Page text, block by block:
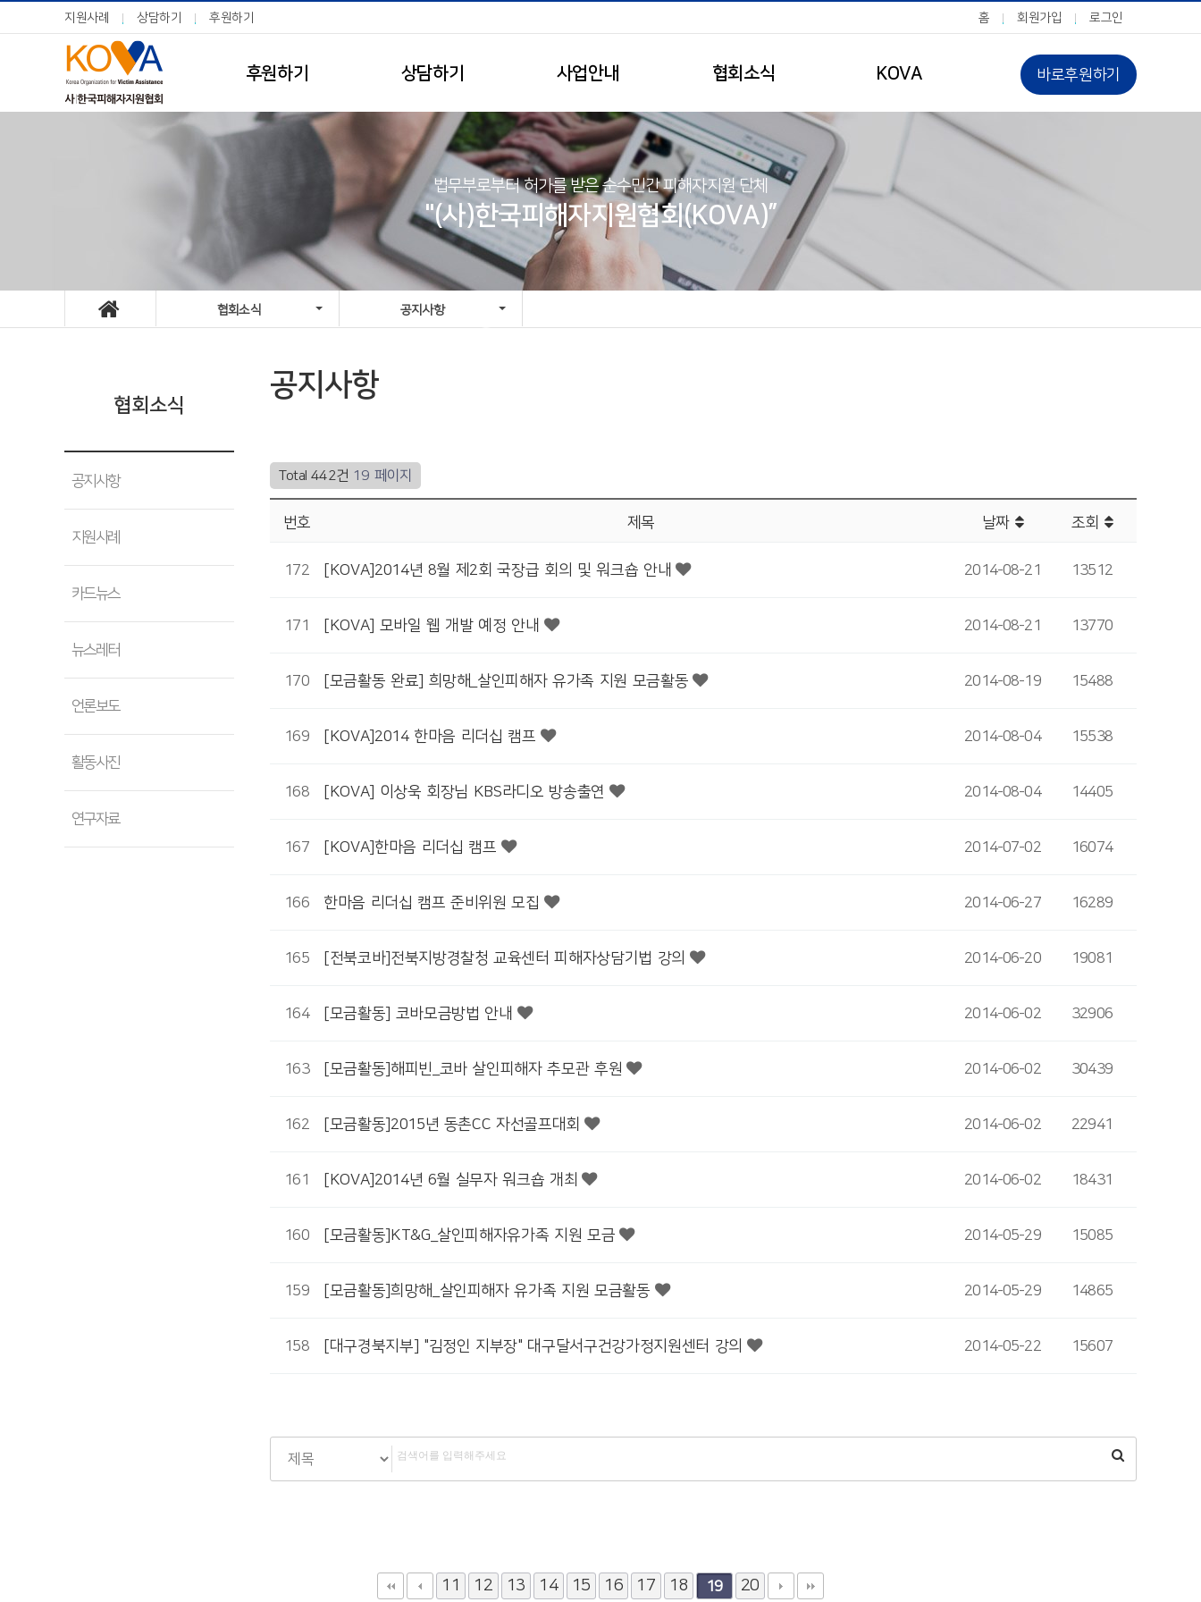
지원사례 상담하기 후원하기 홈 회원가입 로그인
바로후원하기
후원하기 상담하기 사업안내 협회소식 KOVA
법무부로부터 허가를 받은 순수민간 피해자지원 단체
"(사)한국피해자지원협회(KOVA)”
협회소식 공지사항
협회소식
공지사항
지원사례
카드뉴스
뉴스레터
언론보도
활동사진
연구자료
공지사항
Total 442건 19 페이지
번호 제목 날짜 조회
172 [KOVA]2014년 8월 제2회 국장급 회의 및 워크숍 안내 2014-08-21 13512
171 [KOVA] 모바일 웹 개발 예정 안내 2014-08-21 13770
170 [모금활동 완료] 희망해_살인피해자 유가족 지원 모금활동 2014-08-19 15488
169 [KOVA]2014 한마음 리더십 캠프 2014-08-04 15538
168 [KOVA] 이상욱 회장님 KBS라디오 방송출연 2014-08-04 14405
167 [KOVA]한마음 리더십 캠프 2014-07-02 16074
166 한마음 리더십 캠프 준비위원 모집 2014-06-27 16289
165 [전북코바]전북지방경찰청 교육센터 피해자상담기법 강의 2014-06-20 19081
164 [모금활동] 코바모금방법 안내 2014-06-02 32906
163 [모금활동]해피빈_코바 살인피해자 추모관 후원 2014-06-02 30439
162 [모금활동]2015년 동촌CC 자선골프대회 2014-06-02 22941
161 [KOVA]2014년 6월 실무자 워크숍 개최 2014-06-02 18431
160 [모금활동]KT&G_살인피해자유가족 지원 모금 2014-05-29 15085
159 [모금활동]희망해_살인피해자 유가족 지원 모금활동 2014-05-29 14865
158 [대구경북지부] "김정인 지부장" 대구달서구건강가정지원센터 강의 2014-05-22 15607
11 12 13 14 15 16 17 18 19 20